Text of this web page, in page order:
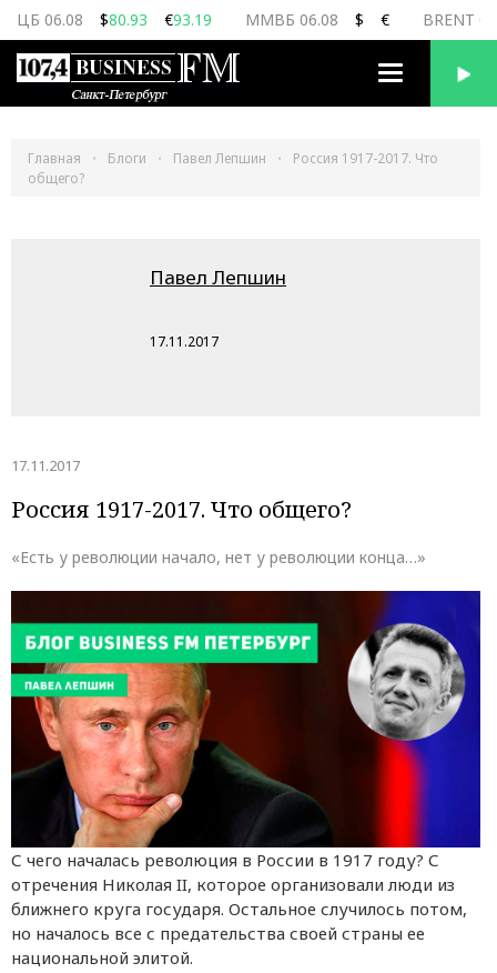
ЦБ 06.08 $80.93 €93.19 ММВБ 06.08 $ € BRENT
Переключить
Главная Блоги Павел Лепшин
Россия 1917-2017. Что
общего?
Павел Лепшин
17.11.2017
17.11.2017
Россия 1917-2017. Что общего?
«Есть у революции начало, нет у революции конца…»
С чего началась революция в России в 1917 году? С
отречения Николая II, которое организовали люди из
ближнего круга государя. Остальное случилось потом,
но началось все с предательства своей страны ее
национальной элитой.